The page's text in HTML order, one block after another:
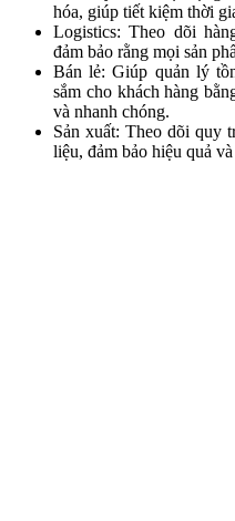
hóa, giúp tiết kiệm thời
Logistics: Theo dõi
đảm bảo rằng mọi sản
Bán lẻ: Giúp quản lý
sắm cho khách hàng
và nhanh chóng.
Sản xuất: Theo dõi quy
liệu, đảm bảo hiệu quả